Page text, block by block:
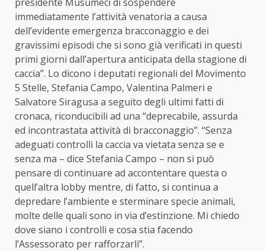
immediatamente l’attività venatoria a causa
dell’evidente emergenza bracconaggio e dei
gravissimi episodi che si sono già verificati in questi
primi giorni dall’apertura anticipata della stagione di
caccia”. Lo dicono i deputati regionali del Movimento
5 Stelle, Stefania Campo, Valentina Palmeri e
Salvatore Siragusa a seguito degli ultimi fatti di
cronaca, riconducibili ad una “deprecabile, assurda
ed incontrastata attività di bracconaggio”. “Senza
adeguati controlli la caccia va vietata senza se e
senza ma – dice Stefania Campo – non si può
pensare di continuare ad accontentare questa o
quell’altra lobby mentre, di fatto, si continua a
depredare l’ambiente e sterminare specie animali,
molte delle quali sono in via d’estinzione. Mi chiedo
dove siano i controlli e cosa stia facendo
l’Assessorato per rafforzarli”.